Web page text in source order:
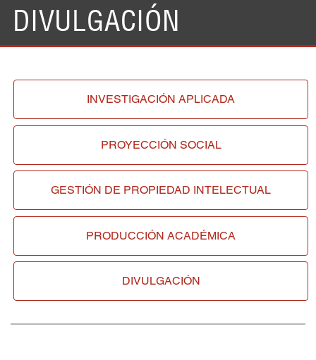
DIVULGACIÓN
INVESTIGACIÓNAPLICADA
PROYECCIÓN SOCIAL
GESTIÓN DE PROPIEDAD INTELECTUAL
PRODUCCIÓN ACADÉMICA
DIVULGACIÓN